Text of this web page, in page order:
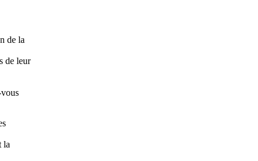
de la
de leur
la